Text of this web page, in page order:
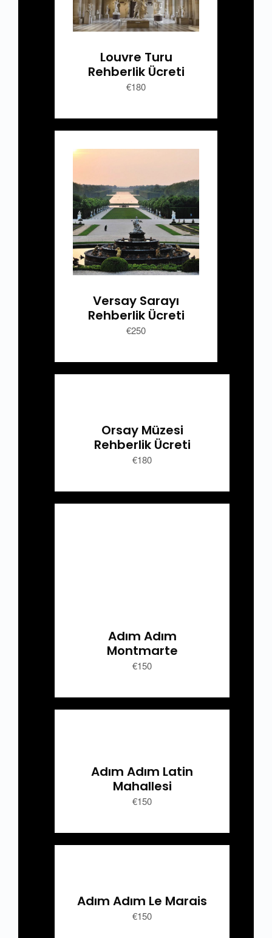
Louvre Turu
Rehberlik Ücreti
€180
Versay Sarayı
Rehberlik Ücreti
€250
Orsay Müzesi
Rehberlik Ücreti
€180
Adım Adım
Montmarte
€150
Adım Adım Latin
Mahallesi
€150
Adım Adım Le Marais
€150